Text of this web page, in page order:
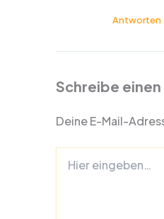
Antworten
Schreibe
Deine E-Mail-
eingeben…